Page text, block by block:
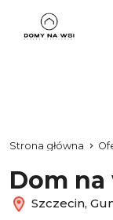
Strona główna
Dom
Szczecin,